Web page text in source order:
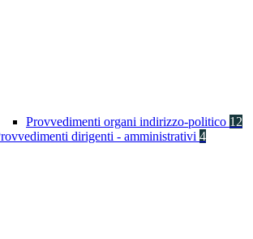
Provvedimenti organi indirizzo-politico 12
dirigenti - amministrativi 4